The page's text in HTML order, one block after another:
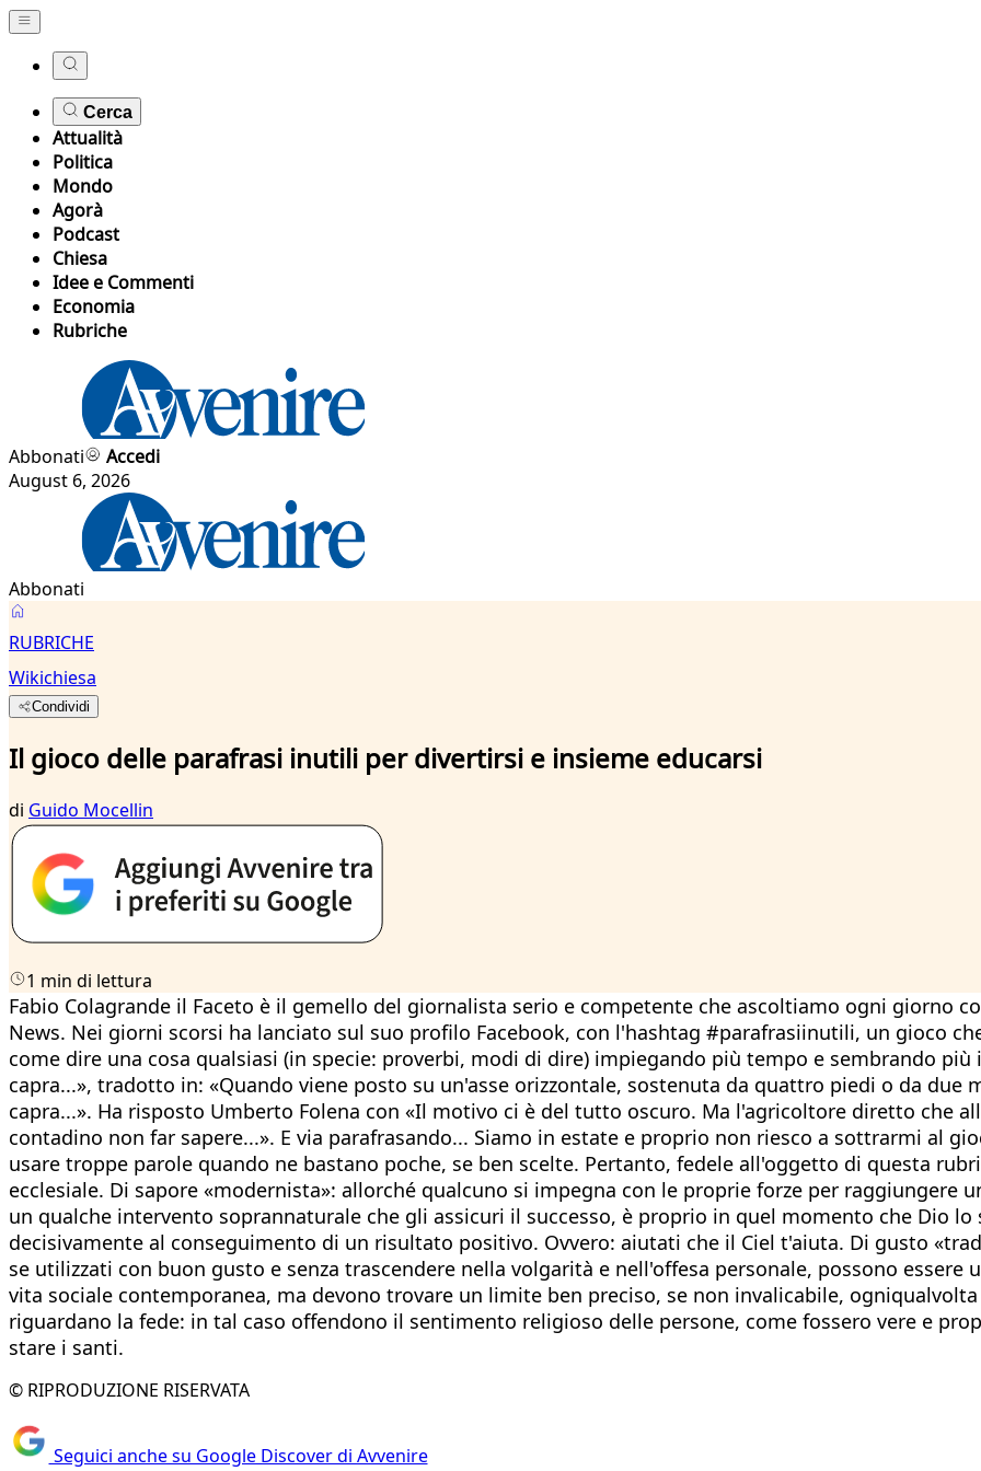
Cerca
Attualità
Politica
Mondo
Agorà
Podcast
Chiesa
Idee e Commenti
Economia
Rubriche
Abbonati
Accedi
August 6, 2026
Abbonati
RUBRICHE
Wikichiesa
Condividi
Il gioco delle parafrasi inutili per divertirsi e insieme educarsi
di Guido Mocellin
1 min di lettura
Fabio Colagrande il Faceto è il gemello del giornalista serio e competente che ascoltiamo ogni giorno
News. Nei giorni scorsi ha lanciato sul suo profilo Facebook, con l'hashtag #parafrasiinutili, un gioco
come dire una cosa qualsiasi (in specie: proverbi, modi di dire) impiegando più tempo e sembrando
capra...», tradotto in: «Quando viene posto su un'asse orizzontale, sostenuta da quattro piedi o da
capra...». Ha risposto Umberto Folena con «Il motivo ci è del tutto oscuro. Ma l'agricoltore diretto che
contadino non far sapere...». E via parafrasando... Siamo in estate e proprio non riesco a sottrarmi al
usare troppe parole quando ne bastano poche, se ben scelte. Pertanto, fedele all'oggetto di questa
ecclesiale. Di sapore «modernista»: allorché qualcuno si impegna con le proprie forze per raggiungere
un qualche intervento soprannaturale che gli assicuri il successo, è proprio in quel momento che Dio
decisivamente al conseguimento di un risultato positivo. Ovvero: aiutati che il Ciel t'aiuta. Di gusto
se utilizzati con buon gusto e senza trascendere nella volgarità e nell'offesa personale, possono
vita sociale contemporanea, ma devono trovare un limite ben preciso, se non invalicabile,
riguardano la fede: in tal caso offendono il sentimento religioso delle persone, come fossero vere e
stare i santi.
© RIPRODUZIONE RISERVATA
Seguici anche su Google Discover di Avvenire